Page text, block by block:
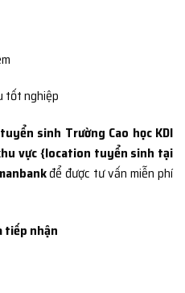
tốt nghiệp
sinh Trường Cao học KDI
vực {location tuyển sinh tại
để được tư vấn miễn phí
tiếp nhận